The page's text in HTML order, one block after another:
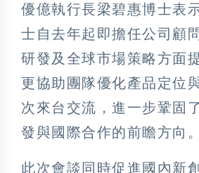
優億執行長梁碧惠博士表
士自去年起即擔任公司顧
研發及全球市場策略方面
更協助團隊優化產品定位
次來台交流，進一步鞏固
發與國際合作的前瞻方向。
此次會談同時促進國內新